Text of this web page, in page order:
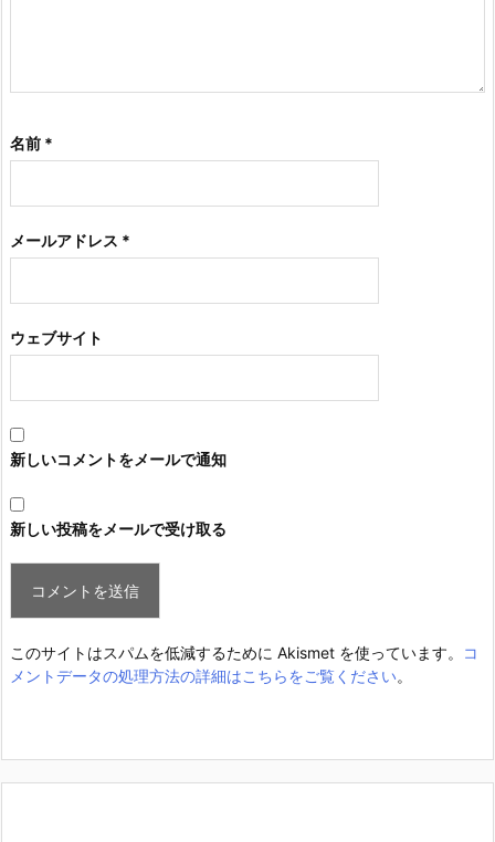
名前 *
メールアドレス *
ウェブサイト
新しいコメントをメールで通知
新しい投稿をメールで受け取る
このサイトはスパムを低減するために Akismet を使っています。
コ
メントデータの処理方法の詳細はこちらをご覧ください。